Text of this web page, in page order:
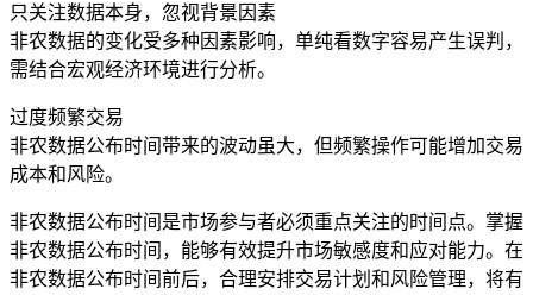
只关注数据本身，忽视背景因素
非农数据的变化受多种因素影响，单纯看数字容易产生误判，
需结合宏观经济环境进行分析。
过度频繁交易
非农数据公布时间带来的波动虽大，但频繁操作可能增加交易
成本和风险。
非农数据公布时间是市场参与者必须重点关注的时间点。掌握
非农数据公布时间，能够有效提升市场敏感度和应对能力。在
非农数据公布时间前后，合理安排交易计划和风险管理，将有